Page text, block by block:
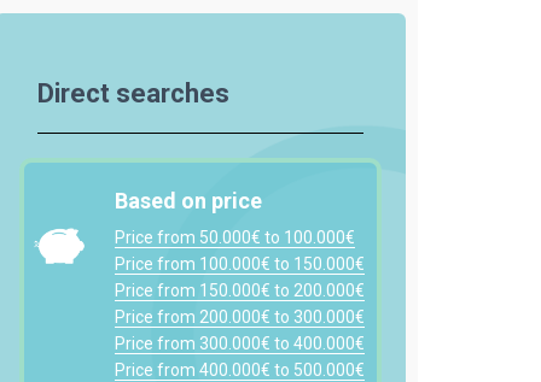
Direct searches
Based on price
Price from 50.000€ to 100.000€
Price from 100.000€ to 150.000€
Price from 150.000€ to 200.000€
Price from 200.000€ to 300.000€
Price from 300.000€ to 400.000€
Price from 400.000€ to 500.000€